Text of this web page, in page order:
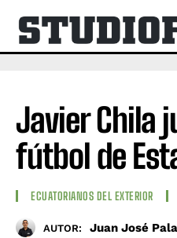
Javier Chila
fútbol de
ECUATORIANOS DEL EXTERIOR
AUTOR: Juan José